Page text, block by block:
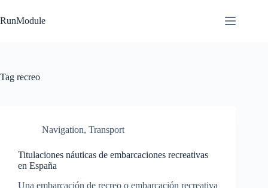
to
content
RunModule
Tag recreo
Navigation, Transport
Titulaciones náuticas de embarcaciones recreativas
en España
Una embarcación de recreo o embarcación recreativa